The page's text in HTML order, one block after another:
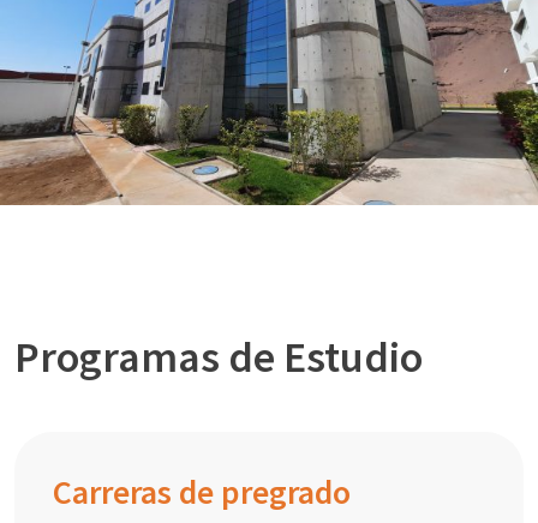
Programas de Estudio
Carreras de pregrado